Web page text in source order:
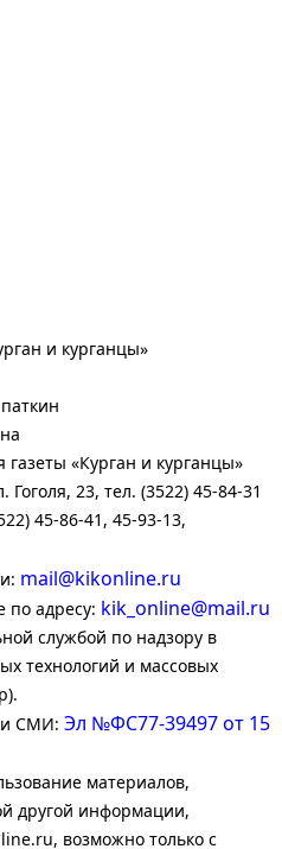
и курганцы»
«Курган и курганцы»
23, тел. (3522) 45-84-31
45-86-41, 45-93-13,
mail@kikonline.ru
по адресу: kik_online@mail.ru
службой по надзору в
технологий и массовых
СМИ: Эл №ФС77-39497 от 15
материалов,
другой информации,
возможно только с